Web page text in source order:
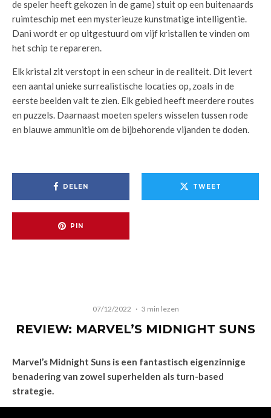
de speler heeft gekozen in de game) stuit op een buitenaards
ruimteschip met een mysterieuze kunstmatige intelligentie.
Dani wordt er op uitgestuurd om vijf kristallen te vinden om
het schip te repareren.
Elk kristal zit verstopt in een scheur in de realiteit. Dit levert
een aantal unieke surrealistische locaties op, zoals in de
eerste beelden valt te zien. Elk gebied heeft meerdere routes
en puzzels. Daarnaast moeten spelers wisselen tussen rode
en blauwe ammunitie om de bijbehorende vijanden te doden.
DELEN TWEET
PIN
07/12/2022 · 3 min lezen
REVIEW: MARVEL’S MIDNIGHT SUNS
Marvel’s Midnight Suns is een fantastisch eigenzinnige
benadering van zowel superhelden als turn-based
strategie.